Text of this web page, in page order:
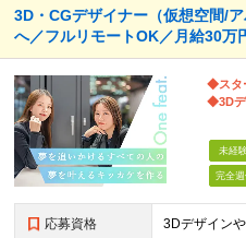
3D・CGデザイナー（仮想空間/
へ／フルリモートOK／月給30万
◆スタ
◆3Dデ
未経
完全週
応募資格